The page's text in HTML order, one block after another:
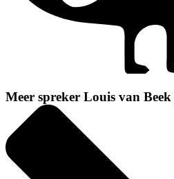
Meer spreker Louis van Beek